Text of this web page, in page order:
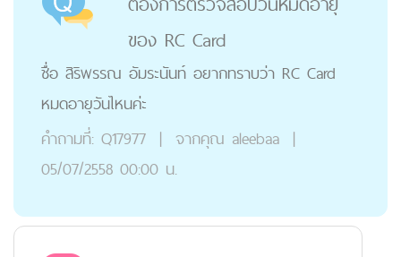
ของ RC Card
ชื่อ สิริพรรณ อัมระนันท์ อยากทราบว่า RC Card
หมดอายุวันไหนค่ะ
คำถามที่: Q17977 | จากคุณ aleebaa |
05/07/2558 00:00 น.